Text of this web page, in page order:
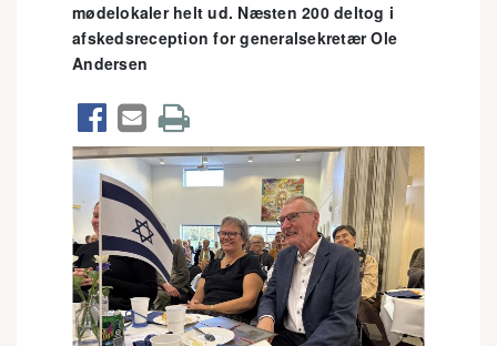
mødelokaler helt ud. Næsten 200 deltog i
afskedsreception for generalsekretær Ole
Andersen
  